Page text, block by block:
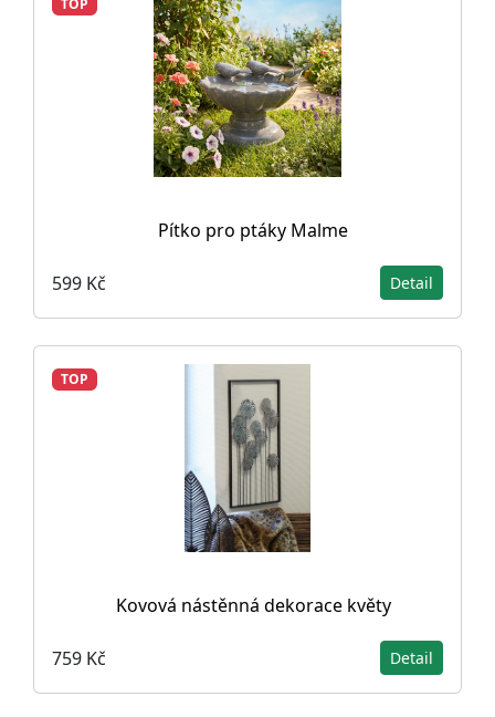
TOP
Pítko pro ptáky Malme
599 Kč Detail
TOP
Kovová nástěnná dekorace květy
759 Kč Detail